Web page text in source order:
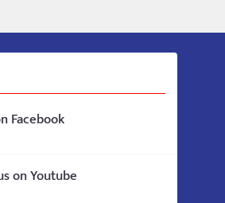
Facebook
on Youtube